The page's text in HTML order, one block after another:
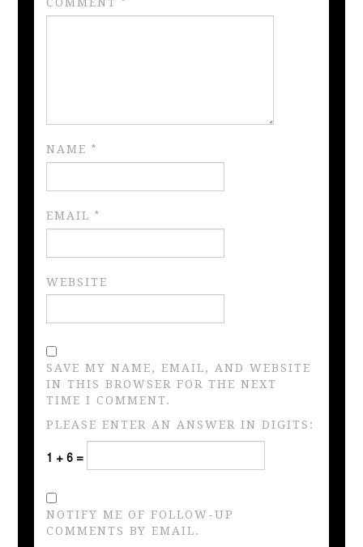
NAME*
EMAIL*
WEBSITE
SAVE MY NAME, EMAIL, AND WEBSITE
IN THIS BROWSER FOR THE NEXT
TIME I COMMENT.
PLEASE ENTER AN ANSWER IN DIGITS:
1 + 6 =
NOTIFY ME OF FOLLOW-UP
COMMENTS BY EMAIL.